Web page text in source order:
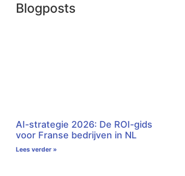
Blogposts
AI-strategie 2026: De ROI-gids
voor Franse bedrijven in NL
Lees verder »